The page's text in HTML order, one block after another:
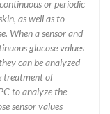
or periodic
as well as to
When a sensor and
glucose values
can be analyzed
treatment of
to analyze the
sensor values